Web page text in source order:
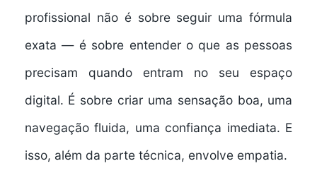
profissional não é sobre seguir uma fórmula
exata — é sobre entender o que as pessoas
precisam quando entram no seu espaço
digital. É sobre criar uma sensação boa, uma
navegação fluida, uma confiança imediata. E
isso, além da parte técnica, envolve empatia.